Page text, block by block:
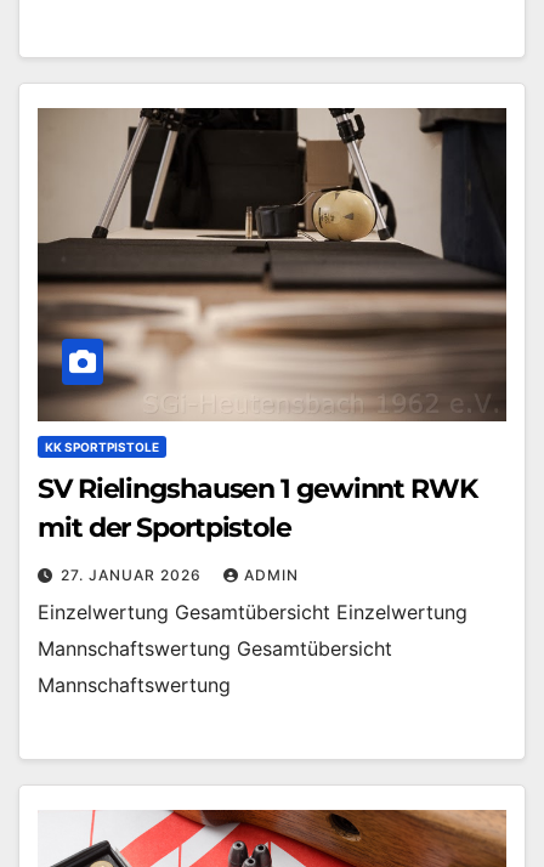
KK SPORTPISTOLE
SV Rielingshausen 1 gewinnt RWK
mit der Sportpistole
27. JANUAR 2026 ADMIN
Einzelwertung Gesamtübersicht Einzelwertung
Mannschaftswertung Gesamtübersicht
Mannschaftswertung